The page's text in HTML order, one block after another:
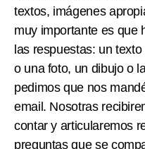
textos, imágenes
muy importante es que
las respuestas: un
o una foto, un dibujo o
pedimos que nos
email. Nosotras
contar y articularemos
preguntas que se